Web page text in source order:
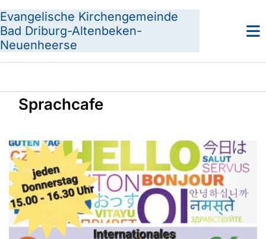
Evangelische Kirchengemeinde
Bad Driburg-Altenbeken-
Neuenheerse
Sprachcafe